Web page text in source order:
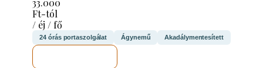
33.000
Ft-tól
/ éj / fő
24 órás portaszolgálat Ágynemű Akadálymentesített